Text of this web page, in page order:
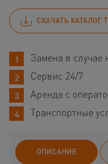
СКАЧАТЬ КАТАЛОГ
Замена в случае
Сервис 24/7
Аренда с
Транспортные
ОПИСАНИЕ